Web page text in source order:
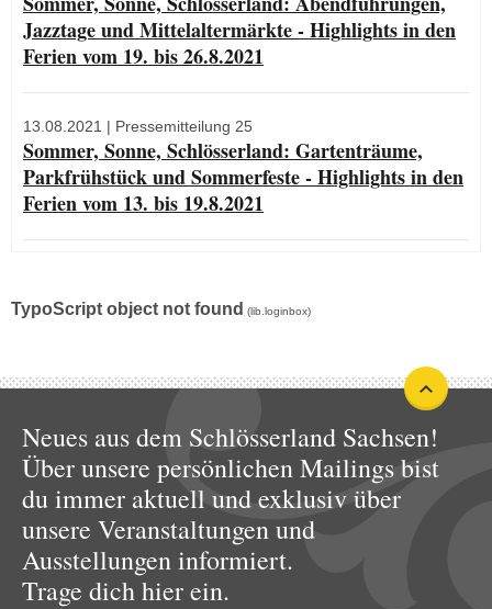
Jazztage und Mittelaltermärkte - Highlights in den
Ferien vom 19. bis 26.8.2021
13.08.2021 | Pressemitteilung 25
Sommer, Sonne, Schlösserland: Gartenträume,
Parkfrühstück und Sommerfeste - Highlights in den
Ferien vom 13. bis 19.8.2021
TypoScript object not found (lib.loginbox)
Neues aus dem Schlösserland Sachsen!
Über unsere persönlichen Mailings bist
du immer aktuell und exklusiv über
unsere Veranstaltungen und
Ausstellungen informiert.
Trage dich hier ein.